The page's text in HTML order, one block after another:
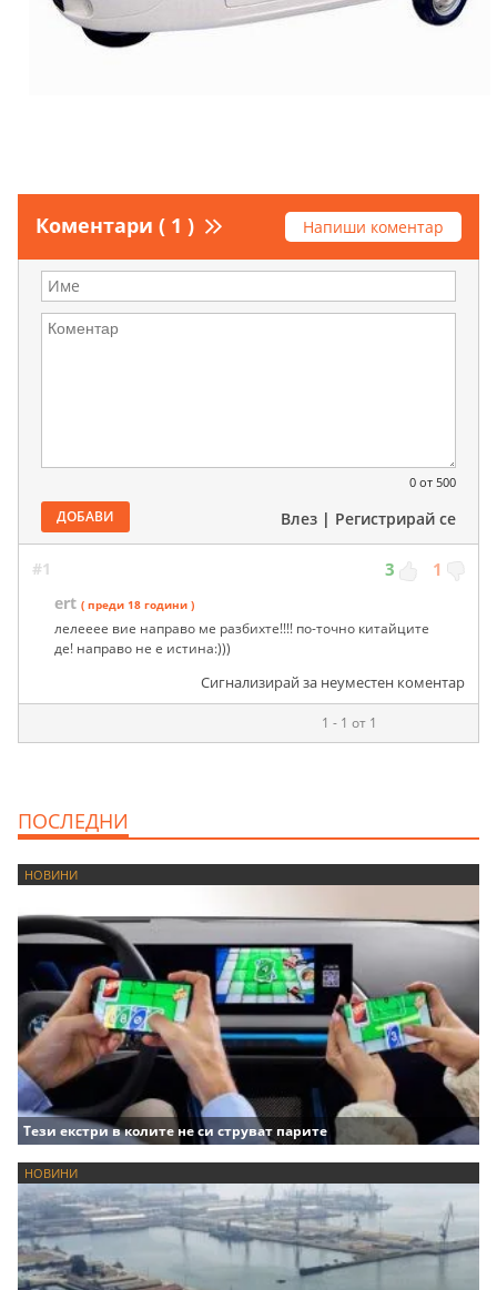
Коментари ( 1 ) Напиши коментар
0 от 500
ДОБАВИ Влез | Регистрирай се
#1 3 1
ert ( преди 18 години )
лелееее вие направо ме разбихте!!!! по-точно китайците
де! направо не е истина:)))
Сигнализирай за неуместен коментар
1 - 1 от 1
ПОСЛЕДНИ
НОВИНИ
Тези екстри в колите не си струват парите
НОВИНИ